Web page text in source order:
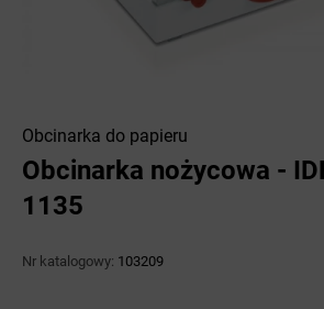
Obcinarka do papieru
Obcinarka nożycowa -
1135
Nr katalogowy: 103209